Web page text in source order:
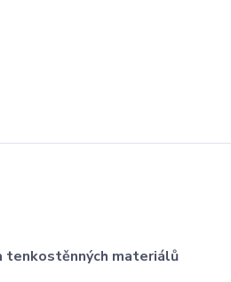
tenkostěnných materiálů